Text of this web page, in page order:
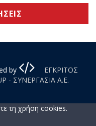
ΥΠ.ΕΘ.Α
by